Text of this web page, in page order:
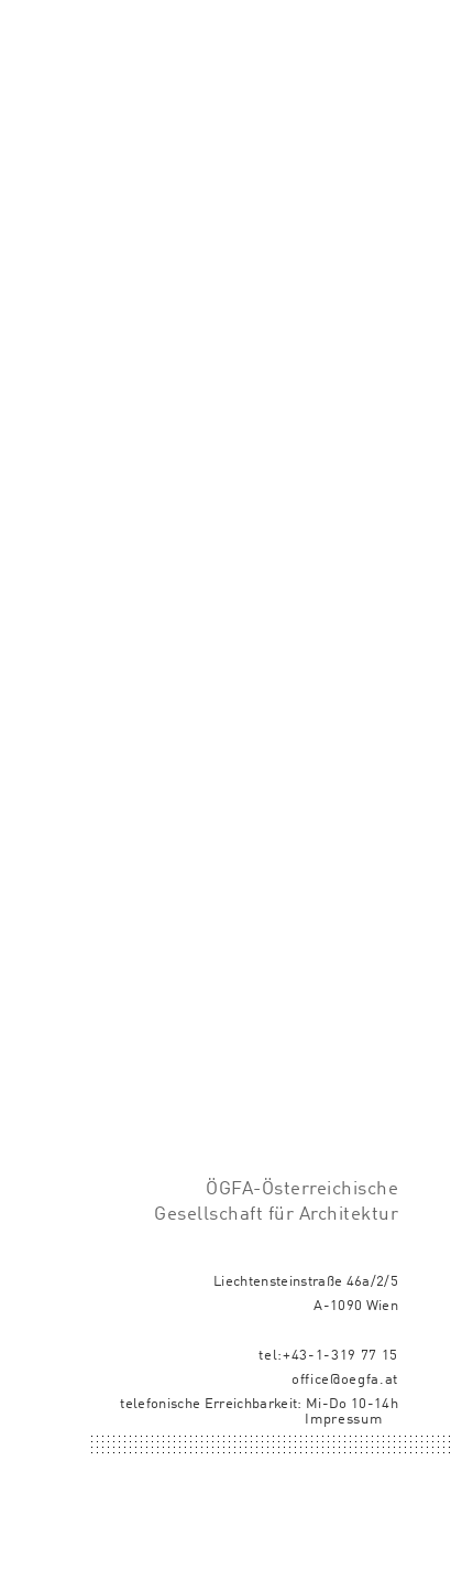
ÖGFA-Österreichische
Gesellschaft für Architektur
Liechtensteinstraße 46a/2/5
A-1090 Wien
tel:+43-1-319 77 15
office@oegfa.at
telefonische Erreichbarkeit: Mi-Do 10-14h
Impressum